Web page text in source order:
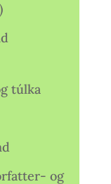
túlka
og